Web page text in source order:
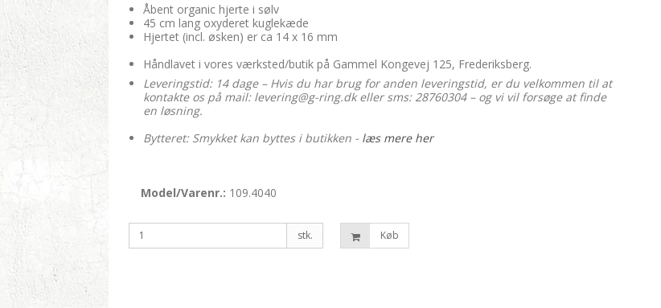
Åbent organic hjerte i sølv
45 cm lang oxyderet kuglekæde
Hjertet (incl. øsken) er ca 14 x 16 mm
Håndlavet i vores værksted/butik på Gammel Kongevej 125, Frederiksberg.
Leveringstid: 14 dage – Hvis du har brug for anden leveringstid, er du velkommen til at
kontakte os på mail: levering@g-ring.dk eller sms: 28760304 – og vi vil forsøge at finde
en løsning.
Bytteret: Smykket kan byttes i butikken - læs mere her
Model/Varenr.: 109.4040
stk. Køb